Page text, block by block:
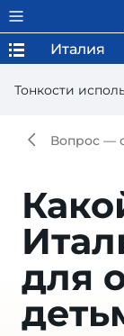
Тонкости
Италия
Вопрос —
для